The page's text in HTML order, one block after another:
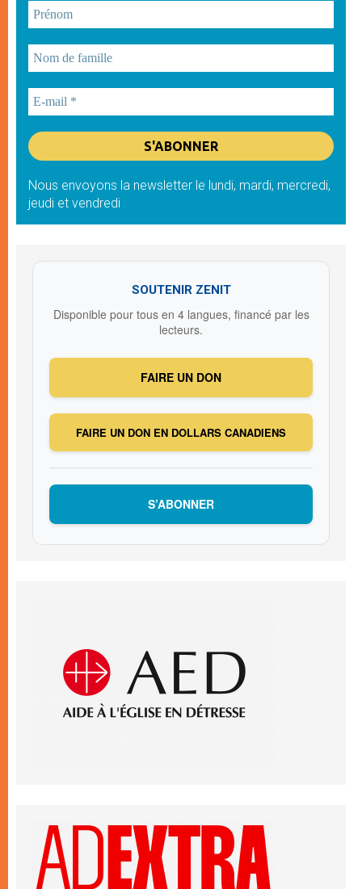
Nous envoyons la newsletter le lundi, mardi, mercredi,
jeudi et vendredi
SOUTENIR ZENIT
Disponible pour tous en 4 langues, financé par les
lecteurs.
FAIRE UN DON
FAIRE UN DON EN DOLLARS CANADIENS
S’ABONNER